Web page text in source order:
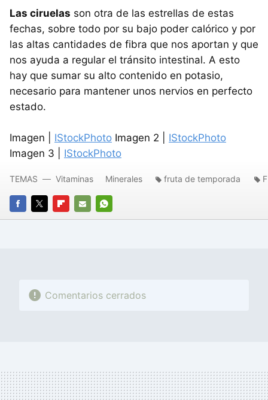
Las ciruelas son otra de las estrellas de estas
fechas, sobre todo por su bajo poder calórico y por
las altas cantidades de fibra que nos aportan y que
nos ayuda a regular el tránsito intestinal. A esto
hay que sumar su alto contenido en potasio,
necesario para mantener unos nervios en perfecto
estado.
Imagen | IStockPhoto Imagen 2 | IStockPhoto
Imagen 3 | IStockPhoto
FACEBOOK
TWITTERFLIPBOARD
E-
WHATSAPP
TEMAS Vitaminas Minerales fruta de temporada
Comentarios cerrados